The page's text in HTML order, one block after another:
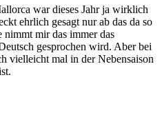
war dieses Jahr ja wirklich
ehrlich gesagt nur ab das da so
mir das immer das
gesprochen wird. Aber bei
vielleicht mal in der Nebensaison